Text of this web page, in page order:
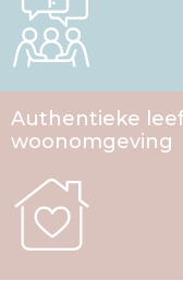
Authentieke
woon­omgeving